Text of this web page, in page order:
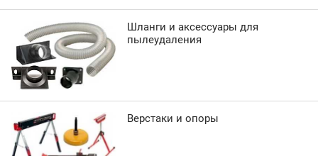
Шланги и аксессуары для
пылеудаления
Верстаки и опоры